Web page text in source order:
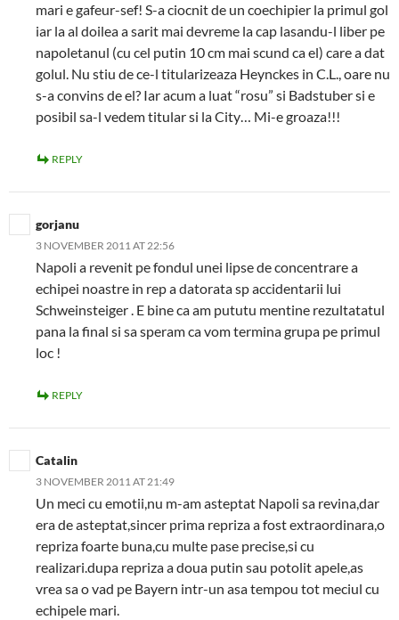
mari e gafeur-sef! S-a ciocnit de un coechipier la primul gol
iar la al doilea a sarit mai devreme la cap lasandu-l liber pe
napoletanul (cu cel putin 10 cm mai scund ca el) care a dat
golul. Nu stiu de ce-l titularizeaza Heynckes in C.L., oare nu
s-a convins de el? Iar acum a luat “rosu” si Badstuber si e
posibil sa-l vedem titular si la City… Mi-e groaza!!!
REPLY
gorjanu
3 NOVEMBER 2011 AT 22:56
Napoli a revenit pe fondul unei lipse de concentrare a
echipei noastre in rep a datorata sp accidentarii lui
Schweinsteiger . E bine ca am pututu mentine rezultatatul
pana la final si sa speram ca vom termina grupa pe primul
loc !
REPLY
Catalin
3 NOVEMBER 2011 AT 21:49
Un meci cu emotii,nu m-am asteptat Napoli sa revina,dar
era de asteptat,sincer prima repriza a fost extraordinara,o
repriza foarte buna,cu multe pase precise,si cu
realizari.dupa repriza a doua putin sau potolit apele,as
vrea sa o vad pe Bayern intr-un asa tempou tot meciul cu
echipele mari.